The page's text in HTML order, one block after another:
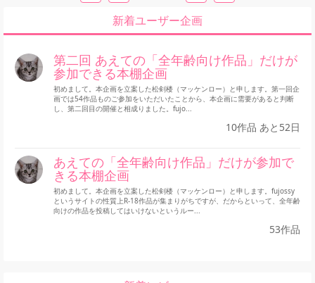
新着ユーザー企画
第二回 あえての「全年齢向け作品」だけが
参加できる本棚企画
初めまして。本企画を立案した松剣楼（マッケンロー）と申します。第一回企
画では54作品ものご参加をいただいたことから、本企画に需要があると判断
し、第二回目の開催と相成りました。fujo...
10作品 あと52日
あえての「全年齢向け作品」だけが参加で
きる本棚企画
初めまして。本企画を立案した松剣楼（マッケンロー）と申します。fujossy
というサイトの性質上R-18作品が集まりがちですが、だからといって、全年齢
向けの作品を投稿してはいけないというルー...
53作品